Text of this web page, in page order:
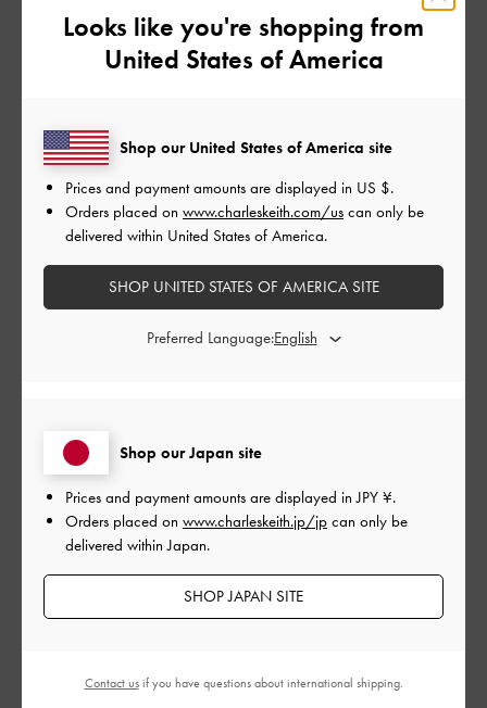
もっと見る
ご利用者様
理想のトートバッグ
収納力抜群で鞄の中が整理しやすいです。これからの季節を考
サイズ: その他（シューズ以外）
デザイン
とてもよかった
品質
とてもよかった
もっと見る
2024-02-03
Looks like you're shopping from
United States of America
Shop our Japan site
Prices and payment amounts are displayed inJPY ¥.
Orders placed on www.charleskeith.jp/jp can only be
delivered within Japan.
SHOP JAPAN SITE
Shop our United States of America site
Prices and payment amounts are displayed in US $.
Orders placed on www.charleskeith.com/us can only be
delivered within United States of America.
SHOP UNITED STATES OF AMERICA SITE
Preferred Language:
Contact usif you have questions about international shipping.